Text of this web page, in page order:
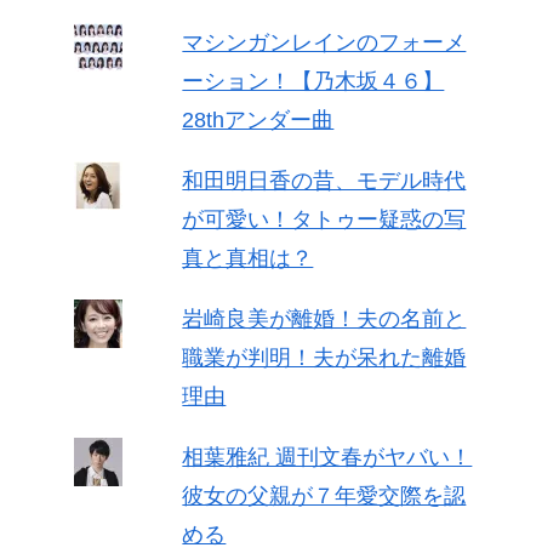
マシンガンレインのフォーメ
ーション！【乃木坂４６】
28thアンダー曲
和田明日香の昔、モデル時代
が可愛い！タトゥー疑惑の写
真と真相は？
岩崎良美が離婚！夫の名前と
職業が判明！夫が呆れた離婚
理由
相葉雅紀 週刊文春がヤバい！
彼女の父親が７年愛交際を認
める